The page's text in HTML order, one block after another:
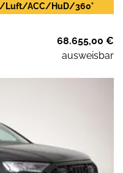
Luft/ACC/HuD/360°
68.655,00 €
ausweisbar